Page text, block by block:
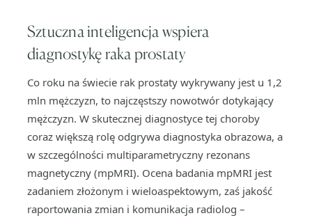
Sztuczna inteligencja wspiera
diagnostykę raka prostaty
Co roku na świecie rak prostaty wykrywany jest u 1,2
mln mężczyzn, to najczęstszy nowotwór dotykający
mężczyzn. W skutecznej diagnostyce tej choroby
coraz większą rolę odgrywa diagnostyka obrazowa, a
w szczególności multiparametryczny rezonans
magnetyczny (mpMRI). Ocena badania mpMRI jest
zadaniem złożonym i wieloaspektowym, zaś jakość
raportowania zmian i komunikacja radiolog –